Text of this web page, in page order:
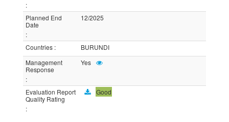
:
Planned End
Date
:
12/2025
Countries :
BURUNDI
Management
Response
:
Yes
Evaluation Report
Quality Rating
:
Good